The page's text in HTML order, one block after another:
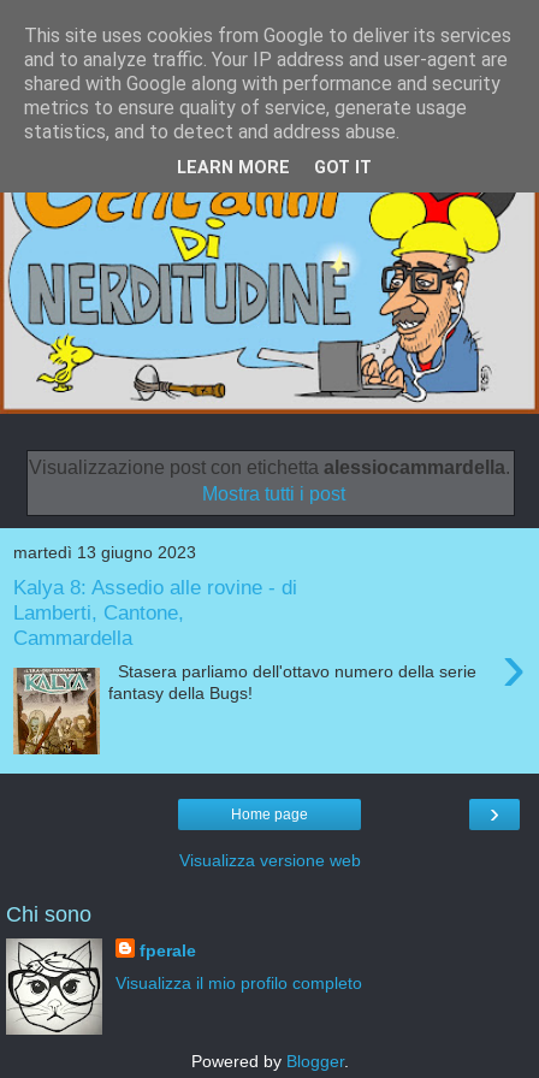
Visualizzazione post con etichetta alessiocammardella.
Mostra tutti i post
martedì 13 giugno 2023
Kalya 8: Assedio alle rovine - di
Lamberti, Cantone,
Cammardella
›
Stasera parliamo dell'ottavo numero della serie
fantasy della Bugs!
›
Home page
Visualizza versione web
Chi sono
fperale
Visualizza il mio profilo completo
Powered by Blogger.
This site uses cookies from Google to deliver its services
and to analyze traffic. Your IP address and user-agent are
shared with Google along with performance and security
metrics to ensure quality of service, generate usage
statistics, and to detect and address abuse.
LEARN MORE GOT IT